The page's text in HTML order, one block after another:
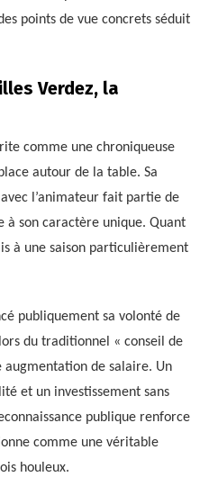
points de vue concrets séduit
Verdez, la
comme une chroniqueuse
autour de la table. Sa
l’animateur fait partie de
à son caractère unique. Quant
à une saison particulièrement
publiquement sa volonté de
du traditionnel « conseil de
augmentation de salaire. Un
et un investissement sans
publique renforce
comme une véritable
houleux.